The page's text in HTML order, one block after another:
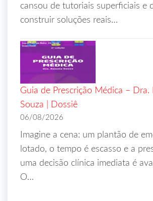
cansou de tutoriais superficiais e
construir soluções reais…
Guia de Prescrição Médica – Dra.
Souza | Dossiê
06/08/2026
Imagine a cena: um plantão de
lotado, o tempo é escasso e a
uma decisão clínica imediata é
O…